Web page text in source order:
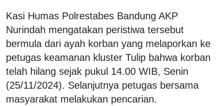
Kasi Humas Polrestabes Bandung AKP
Nurindah mengatakan peristiwa tersebut
bermula dari ayah korban yang melaporkan ke
petugas keamanan kluster Tulip bahwa korban
telah hilang sejak pukul 14.00 WIB, Senin
(25/11/2024). Selanjutnya petugas bersama
masyarakat melakukan pencarian.